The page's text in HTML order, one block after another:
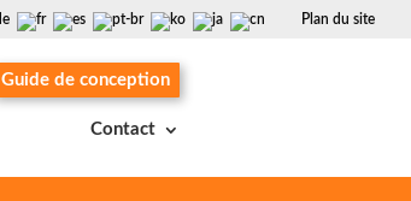
Plan du site
Contact
Guide de conception